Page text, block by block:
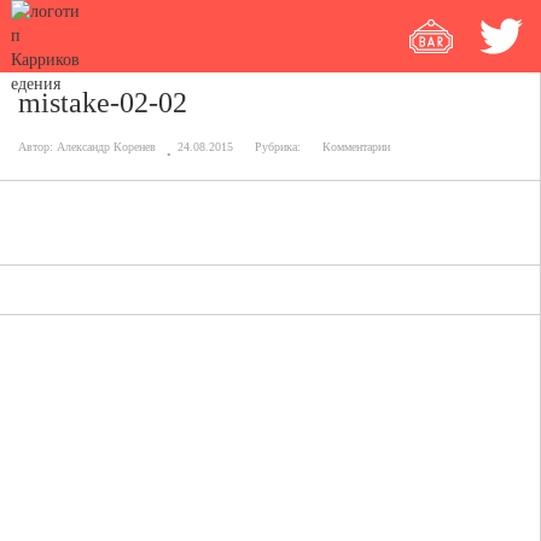
mistake-02-02
Автор: Александр Коренев 24.08.2015 Рубрика: Комментарии